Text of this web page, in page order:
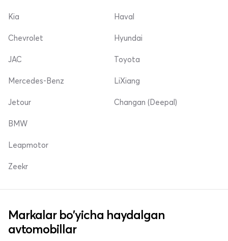
Kia
Chevrolet
Haval
Hyundai
JAC
Mercedes-Benz
Jetour
Toyota
LiXiang
Changan (Deepal)
BMW
Leapmotor
Zeekr
Markalar bo'yicha haydalgan
avtomobillar